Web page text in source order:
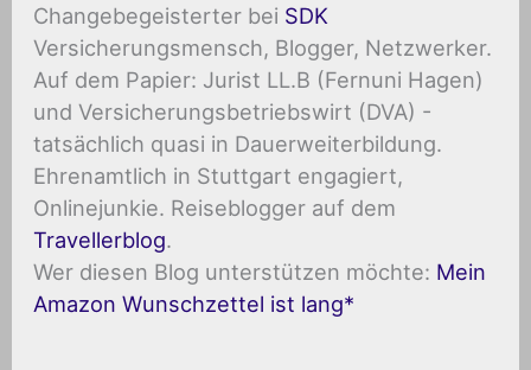
Changebegeisterter bei SDK
Versicherungsmensch, Blogger, Netzwerker.
Auf dem Papier: Jurist LL.B (Fernuni Hagen)
und Versicherungsbetriebswirt (DVA) -
tatsächlich quasi in Dauerweiterbildung.
Ehrenamtlich in Stuttgart engagiert,
Onlinejunkie. Reiseblogger auf dem
Travellerblog.
Wer diesen Blog unterstützen möchte: Mein
Amazon Wunschzettel ist lang